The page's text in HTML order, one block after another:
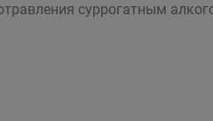
суррогатным